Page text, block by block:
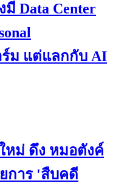
Data Center
ม แต่แลกกับ AI
หม่ ดึง หมอตังค์
การ 'สืบคดี